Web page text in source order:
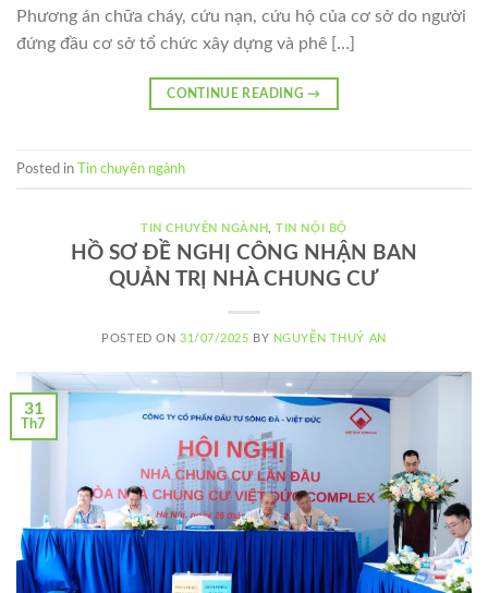
Phương án chữa cháy, cứu nạn, cứu hộ của cơ sở do người
đứng đầu cơ sở tổ chức xây dựng và phê […]
CONTINUE READING→
Posted in Tin chuyên ngành
TIN CHUYÊN NGÀNH,TIN NỘI BỘ
HỒ SƠ ĐỀ NGHỊ CÔNG NHẬN BAN
QUẢN TRỊ NHÀ CHUNG CƯ
POSTED ON 31/07/2025 BY NGUYỄN THUÝ AN
31
Th7